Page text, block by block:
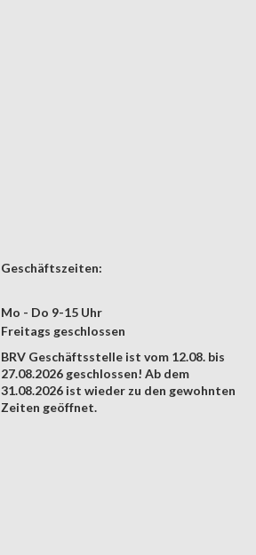
Geschäftszeiten:
Mo - Do 9-15 Uhr
Freitags geschlossen
BRV Geschäftsstelle ist vom 12.08. bis
27.08.2026 geschlossen! Ab dem
31.08.2026 ist wieder zu den gewohnten
Zeiten geöffnet.